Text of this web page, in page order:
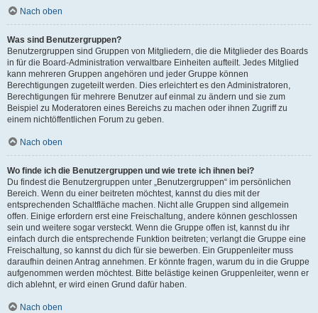
Nach oben
Was sind Benutzergruppen?
Benutzergruppen sind Gruppen von Mitgliedern, die die Mitglieder des Boards
in für die Board-Administration verwaltbare Einheiten aufteilt. Jedes Mitglied
kann mehreren Gruppen angehören und jeder Gruppe können
Berechtigungen zugeteilt werden. Dies erleichtert es den Administratoren,
Berechtigungen für mehrere Benutzer auf einmal zu ändern und sie zum
Beispiel zu Moderatoren eines Bereichs zu machen oder ihnen Zugriff zu
einem nichtöffentlichen Forum zu geben.
Nach oben
Wo finde ich die Benutzergruppen und wie trete ich ihnen bei?
Du findest die Benutzergruppen unter „Benutzergruppen“ im persönlichen
Bereich. Wenn du einer beitreten möchtest, kannst du dies mit der
entsprechenden Schaltfläche machen. Nicht alle Gruppen sind allgemein
offen. Einige erfordern erst eine Freischaltung, andere können geschlossen
sein und weitere sogar versteckt. Wenn die Gruppe offen ist, kannst du ihr
einfach durch die entsprechende Funktion beitreten; verlangt die Gruppe eine
Freischaltung, so kannst du dich für sie bewerben. Ein Gruppenleiter muss
daraufhin deinen Antrag annehmen. Er könnte fragen, warum du in die Gruppe
aufgenommen werden möchtest. Bitte belästige keinen Gruppenleiter, wenn er
dich ablehnt, er wird einen Grund dafür haben.
Nach oben